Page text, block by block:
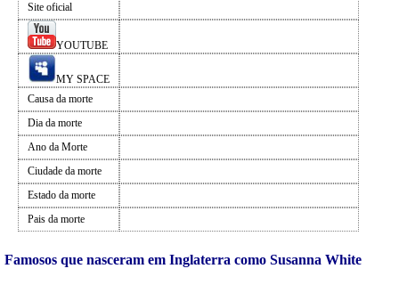
Site oficial
YOUTUBE
MY SPACE
Causa da morte
Dia da morte
Ano da Morte
Ciudade da morte
Estado da morte
Pais da morte
Famosos que nasceram em Inglaterra como Susanna White